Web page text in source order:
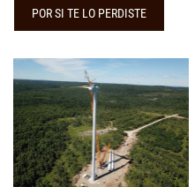
POR SI TE LO PERDISTE